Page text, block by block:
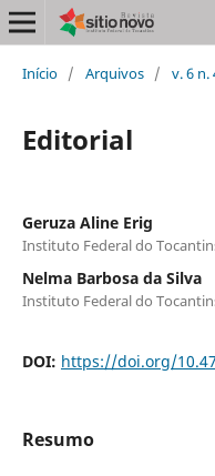
Início / Arquivos / v. 6
Editorial
Geruza Aline Erig
Instituto Federal do
Nelma Barbosa da Silva
Instituto Federal do
DOI: https://doi.org/
Resumo